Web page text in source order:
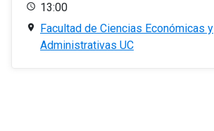
13:00
Facultad de Ciencias Económicas y
Administrativas UC